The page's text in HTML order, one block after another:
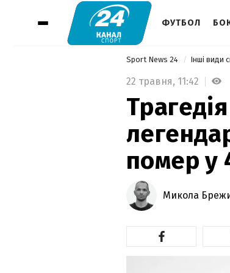
ФУТБОЛ
Sport News 24 Інші види
22 травня, 11:42
помер у
Микола